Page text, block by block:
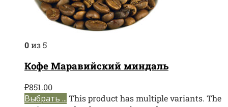
0из 5
Кофе Маравийский миндаль
₽851.00
Выбрать ... This product has multiple variants. The